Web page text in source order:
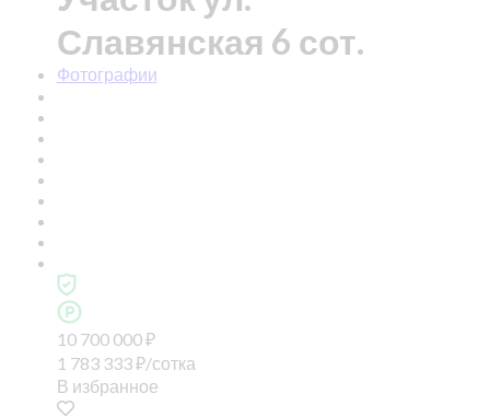
Славянская 6 сот.
Фотографии
10 700 000₽
1 783 333₽/сотка
В избранное